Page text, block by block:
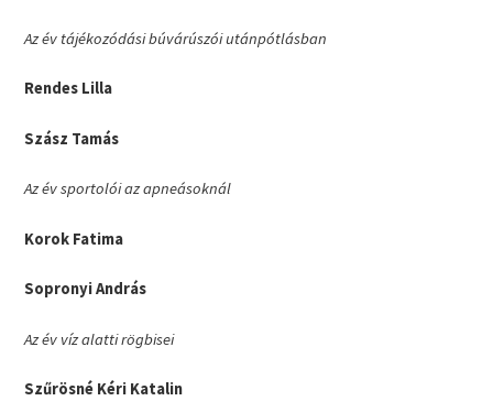
Az év tájékozódási búvárúszói utánpótlásban
Rendes Lilla
Szász Tamás
Az év sportolói az apneásoknál
Korok Fatima
Sopronyi András
Az év víz alatti rögbisei
Szűrösné Kéri Katalin